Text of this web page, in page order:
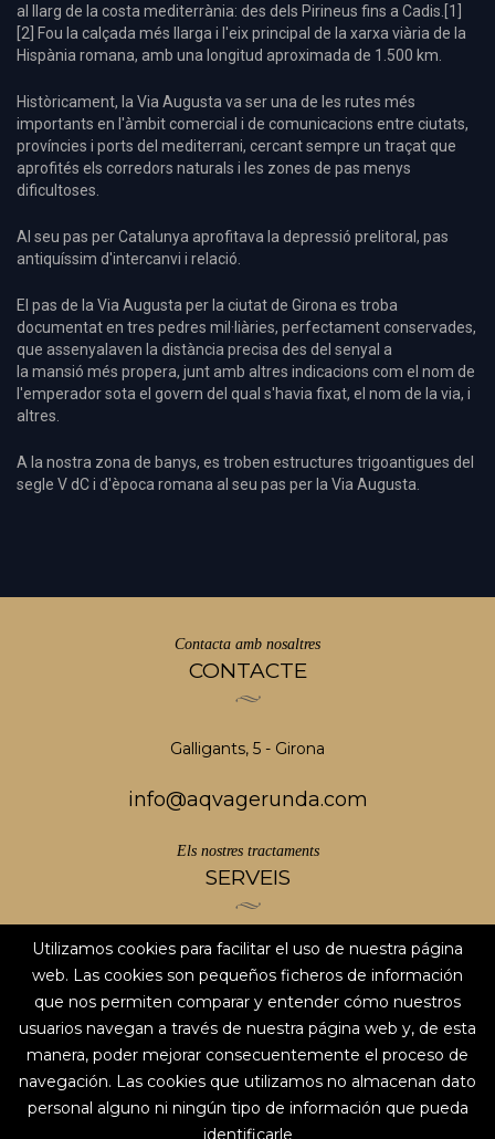
al llarg de la costa mediterrània: des dels Pirineus fins a Cadis.[1]
[2] Fou la calçada més llarga i l'eix principal de la xarxa viària de la
Hispània romana, amb una longitud aproximada de 1.500 km.
Històricament, la Via Augusta va ser una de les rutes més
importants en l'àmbit comercial i de comunicacions entre ciutats,
províncies i ports del mediterrani, cercant sempre un traçat que
aprofités els corredors naturals i les zones de pas menys
dificultoses.
Al seu pas per Catalunya aprofitava la depressió prelitoral, pas
antiquíssim d'intercanvi i relació.
El pas de la Via Augusta per la ciutat de Girona es troba
documentat en tres pedres mil·liàries, perfectament conservades,
que assenyalaven la distància precisa des del senyal a
la mansió més propera, junt amb altres indicacions com el nom de
l'emperador sota el govern del qual s'havia fixat, el nom de la via, i
altres.
A la nostra zona de banys, es troben estructures trigoantigues del
segle V dC i d'època romana al seu pas per la Via Augusta.
Contacta amb nosaltres
CONTACTE
Galligants, 5 - Girona
info@aqvagerunda.com
Els nostres tractaments
SERVEIS
AVÍS LEGAL
POLÍTICA DE PRIVACITAT
Xarxes socials
SEGUEIX-NOS
Utilizamos cookies para facilitar el uso de nuestra página
web. Las cookies son pequeños ficheros de información
que nos permiten comparar y entender cómo nuestros
usuarios navegan a través de nuestra página web y, de esta
manera, poder mejorar consecuentemente el proceso de
navegación. Las cookies que utilizamos no almacenan dato
personal alguno ni ningún tipo de información que pueda
identificarle